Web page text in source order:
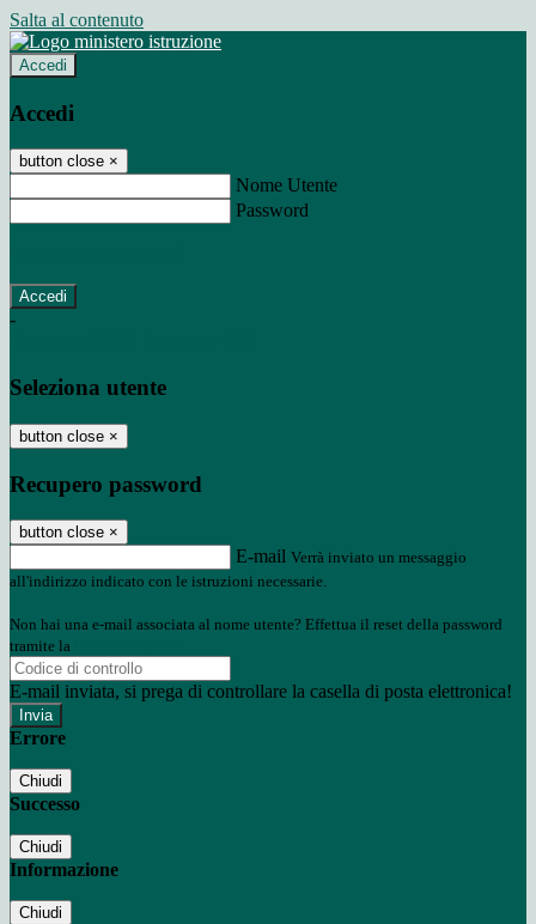
Salta al contenuto
Accedi
Accedi
button close ×
Nome Utente
Password
-
Seleziona utente
button close ×
Recupero password
button close ×
E-mail Verrà inviato un messaggio
all'indirizzo indicato con le istruzioni necessarie.
Non hai una e-mail associata al nome utente? Effettua il reset della password
tramite la
E-mail inviata, si prega di controllare la casella di posta elettronica!
Errore
Chiudi
Successo
Chiudi
Informazione
Chiudi